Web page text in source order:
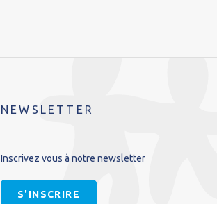
NEWSLETTER
Inscrivez vous à notre newsletter
S'INSCRIRE